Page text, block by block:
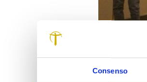
Consenso
“Per
diverse